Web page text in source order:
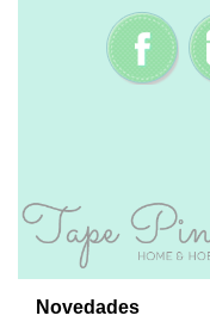
Novedades